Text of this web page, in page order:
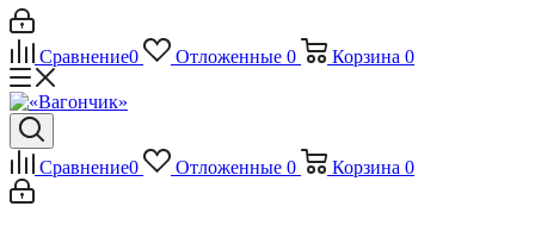
Сравнение0 Отложенные 0 Корзина 0
Сравнение0 Отложенные 0 Корзина 0